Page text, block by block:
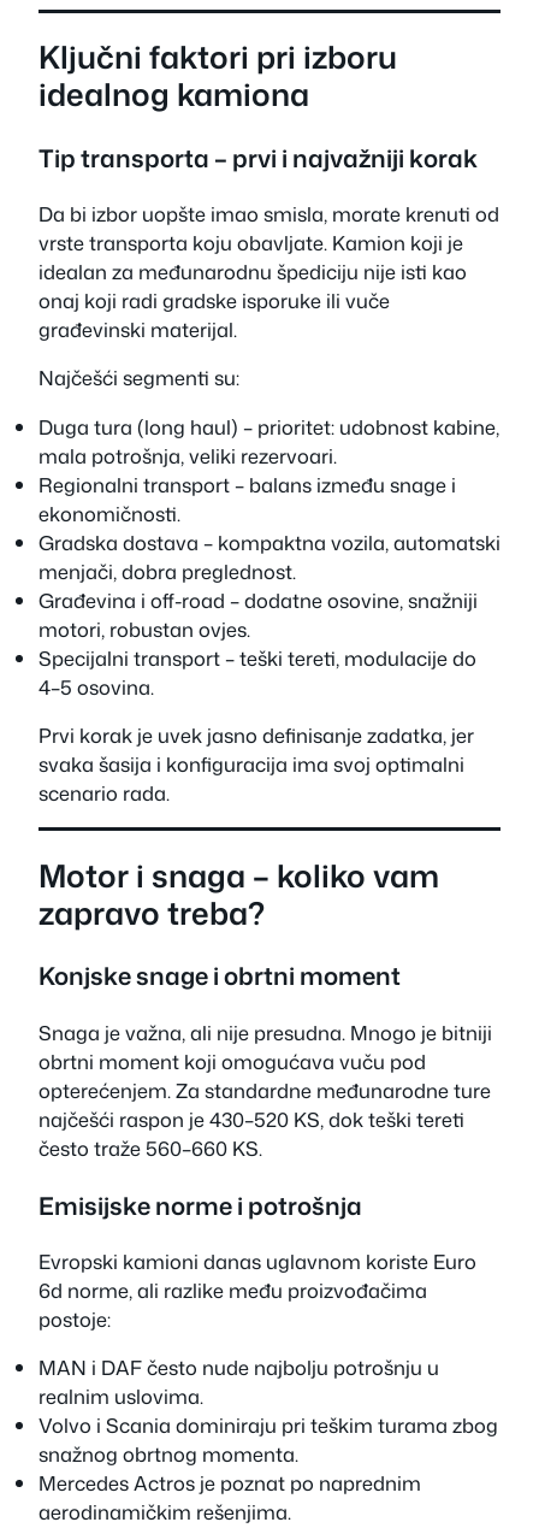
Ključni faktori pri izboru
idealnog kamiona
Tip transporta – prvi i najvažniji korak
Da bi izbor uopšte imao smisla, morate krenuti od
vrste transporta koju obavljate. Kamion koji je
idealan za međunarodnu špediciju nije isti kao
onaj koji radi gradske isporuke ili vuče
građevinski materijal.
Najčešći segmenti su:
Duga tura (long haul) – prioritet: udobnost kabine,
mala potrošnja, veliki rezervoari.
Regionalni transport – balans između snage i
ekonomičnosti.
Gradska dostava – kompaktna vozila, automatski
menjači, dobra preglednost.
Građevina i off-road – dodatne osovine, snažniji
motori, robustan ovjes.
Specijalni transport – teški tereti, modulacije do
4–5 osovina.
Prvi korak je uvek jasno definisanje zadatka, jer
svaka šasija i konfiguracija ima svoj optimalni
scenario rada.
Motor i snaga – koliko vam
zapravo treba?
Konjske snage i obrtni moment
Snaga je važna, ali nije presudna. Mnogo je bitniji
obrtni moment koji omogućava vuču pod
opterećenjem. Za standardne međunarodne ture
najčešći raspon je 430–520 KS, dok teški tereti
često traže 560–660 KS.
Emisijske norme i potrošnja
Evropski kamioni danas uglavnom koriste Euro
6d norme, ali razlike među proizvođačima
postoje:
MAN i DAF često nude najbolju potrošnju u
realnim uslovima.
Volvo i Scania dominiraju pri teškim turama zbog
snažnog obrtnog momenta.
Mercedes Actros je poznat po naprednim
aerodinamičkim rešenjima.